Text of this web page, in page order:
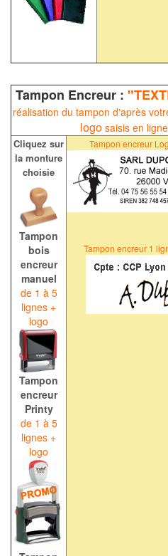
Tampon Encreur :
réalisation du tampon d'après
logo saisis en ligne
Cliquez sur
la monture
choisie
Tampon
bois
encreur
manuel
de 1 à 5
lignes +
logo
Tampon
encreur
Printy
de 1 à 5
lignes +
logo
Tampon encreur
Tampon encreur 1